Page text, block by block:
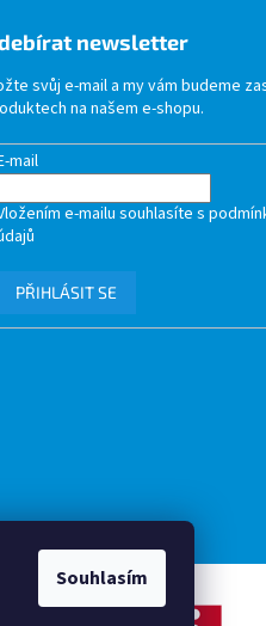
Souhlasím
newsletter
svůj e-mail a my vám budeme
na našem e-shopu.
mail
e-mailu souhlasíte s
PŘIHLÁSIT SE